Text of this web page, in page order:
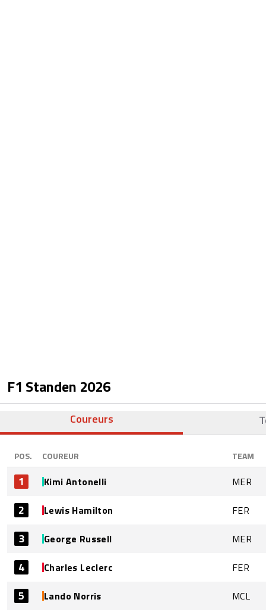
F1 Standen 2026
Coureurs
POS. COUREUR TEAM
1 Kimi Antonelli MER
2 Lewis Hamilton FER
3 George Russell MER
4 Charles Leclerc FER
5 Lando Norris MCL